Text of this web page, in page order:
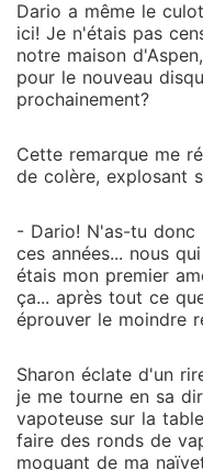
Dario a même le
ici! Je n'étais pas
notre maison
pour le nouveau
prochainement?
Cette remarque me
de colère, explosant
- Dario! N'as-tu donc
ces années... nous
étais mon premier
ça... après tout ce
éprouver le moindre
Sharon éclate d'un
je me tourne en sa
vapoteuse sur la
faire des ronds de
moquant de ma